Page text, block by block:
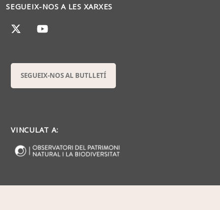
SEGUEIX-NOS A LES XARXES
SEGUEIX-NOS AL BUTLLETÍ
VINCULAT A: